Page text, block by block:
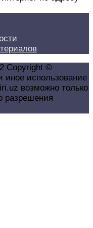
Copyright ©
иное использование
возможно только
разрешения